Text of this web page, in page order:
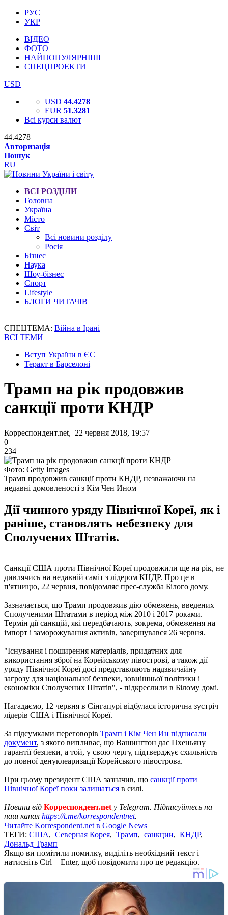
РУС
УКР
ВІДЕО
ФОТО
НАЙПОПУЛЯРНІШІ
СПЕЦПРОЕКТИ
USD
USD 44.4278
EUR 51.3281
Всі курси валют
44.4278
Авторизація
Пошук
RU
ВСІ РОЗДІЛИ
Головна
Україна
Місто
Світ
Всі новини розділу
Росія
Бізнес
Наука
Шоу-бізнес
Спорт
Lifestyle
БЛОГИ ЧИТАЧІВ
СПЕЦТЕМА: Війна в Ірані
ВСІ ТЕМИ
Вступ України в ЄС
Теракт в Барселоні
Трамп на рік продовжив
санкції проти КНДР
Корреспондент.net, 22 червня 2018, 19:57
0
234
Фото: Getty Images
Трамп продовжив санкції проти КНДР, незважаючи на
недавні домовленості з Кім Чен Ином
Дії чинного уряду Північної Кореї, як і
раніше, становлять небезпеку для
Сполучених Штатів.
Санкції США проти Північної Кореї продовжили ще на рік, не
дивлячись на недавній саміт з лідером КНДР. Про це в
п'ятницю, 22 червня, повідомляє прес-служба Білого дому.
Зазначається, що Трамп продовжив дію обмежень, введених
Сполученими Штатами в період між 2010 і 2017 роками.
Термін дії санкцій, які передбачають, зокрема, обмеження на
імпорт і заморожування активів, завершувався 26 червня.
"Існування і поширення матеріалів, придатних для
використання зброї на Корейському півострові, а також дії
уряду Північної Кореї досі представляють надзвичайну
загрозу для національної безпеки, зовнішньої політики і
економіки Сполучених Штатів", - підкреслили в Білому домі.
Нагадаємо, 12 червня в Сінгапурі відбулася історична зустріч
лідерів США і Північної Кореї.
За підсумками переговорів Трамп і Кім Чен Ин підписали
документ, з якого випливає, що Вашингтон дає Пхеньяну
гарантії безпеки, а той, у свою чергу, підтверджує схильність
до повної денуклеаризації Корейського півострова.
При цьому президент США зазначив, що санкції проти
Північної Кореї поки залишаться в силі.
Новини від Корреспондент.net у Telegram. Підписуйтесь на
наш канал https://t.me/korrespondentnet.
Читайте Korrespondent.net в Google News
ТЕГИ: США, Северная Корея, Трамп, санкции, КНДР,
Дональд Трамп
Якщо ви помітили помилку, виділіть необхідний текст і
натисніть Ctrl + Enter, щоб повідомити про це редакцію.